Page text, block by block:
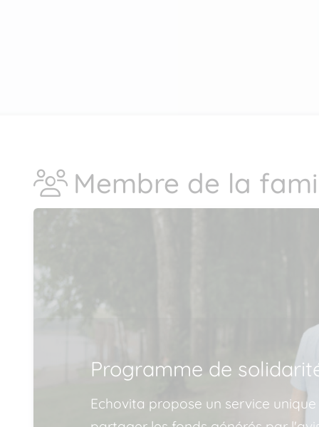
Membre de la
Programme de
Echovita propose un service